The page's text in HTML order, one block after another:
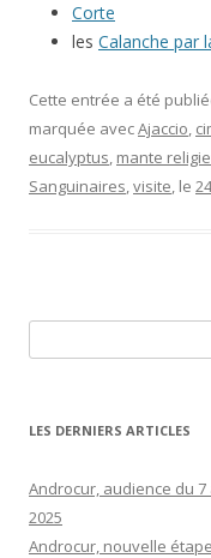
Corte
les Calanche par
Cette entrée a été
marquée avecAjaccio,
eucalyptus, mante
Sanguinaires,visite, le
LES DERNIERS ARTICLES
Androcur, audience du
2025
Androcur, nouvelle